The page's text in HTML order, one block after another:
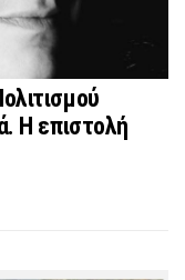
Η επιστολή